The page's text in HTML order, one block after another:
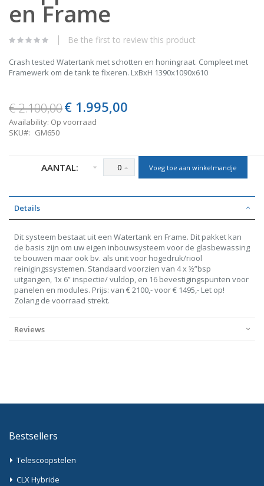
beginning
of
the
images
en Frame
Be the first to review this product
Crash tested Watertank met schotten en honingraat. Compleet met
Framewerk om de tank te fixeren. LxBxH 1390x1090x610
€ 2.100,00 Special
€ 1.995,00
Availability: Op voorraad
SKU
GM650
AANTAL: Voeg toe aan winkelmandje
Details
Dit systeem bestaat uit een Watertank en Frame. Dit pakket kan
de basis zijn om uw eigen inbouwsysteem voor de glasbewassing
te bouwen maar ook bv. als unit voor hogedruk/riool
reinigingssystemen. Standaard voorzien van 4 x ½”bsp
uitgangen, 1x 6” inspectie/ vuldop, en 16 bevestigingspunten voor
panelen en modules. Prijs: van € 2100,- voor € 1495,- Let op!
Zolang de voorraad strekt.
Reviews
Bestsellers
Telescoopstelen
CLX Hybride